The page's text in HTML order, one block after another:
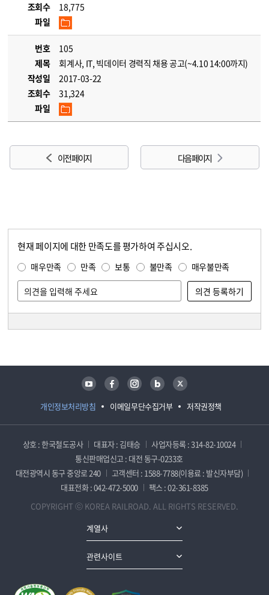
조회수
18,775
파일
번호
105
제목
회계사, IT, 빅데이터 경력직 채용 공고(~4.10 14:00까지)
작성일
2017-03-22
조회수
31,324
파일
이전 페이지 다음 페이지
현재 페이지에 대한 만족도를 평가하여 주십시오.
매우만족 만족 보통 불만족 매우불만족
개인정보처리방침 이메일무단수집거부 저작권정책
유튜브 페이스북 인스타그램 블로그 트위터
상호 : 한국철도공사 대표자 : 김태승
사업자등록 : 314-82-10024
통신판매업신고 : 대전 동구-0233호
대전광역시 동구 중앙로 240
고객센터 : 1588-7788(이용료 : 발신자부담)
대표전화 : 042-472-5000
팩스 : 02-361-8385
COPYRIGHT ⓒ KOREA RAILROAD. ALL RIGHTS RESERVED.
계열사
관련사이트